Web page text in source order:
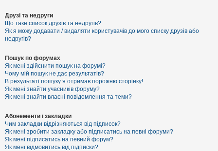
Друзі та недруги
Що таке список друзів та недругів?
Як я можу додавати / видаляти користувачів до мого списку друзів або
недругів?
Пошук по форумах
Як мені здійснити пошук на форумі?
Чому мій пошук не дає результатів?
В результаті пошуку я отримав порожню сторінку!
Як мені знайти учасників форуму?
Як мені знайти власні повідомлення та теми?
Абонементи і закладки
Чим закладки відрізняються від підписок?
Як мені зробити закладку або підписатись на певні форуми?
Як мені підписатись на певний форум?
Як мені відмовитись від підписки?